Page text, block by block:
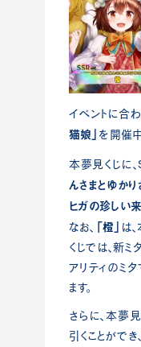
イベントに合わ
猫娘」 を開催中
本夢見くじに
んさまとゆかり
ヒガの珍しい
なお、 「橙」 は
くじでは、新
アリティのミ
ます。
さらに、本夢
引くことができ